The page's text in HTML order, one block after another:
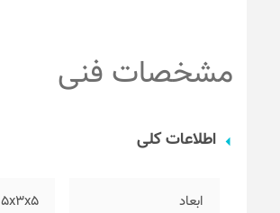
مشخصات فنی
اطلاعات کلی
ابعاد ۵x3x5 سانتی‌متر